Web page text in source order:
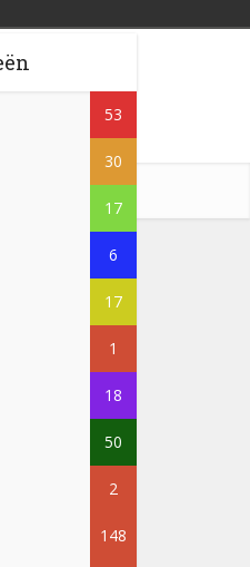
53
30
17
6
17
1
18
50
2
148